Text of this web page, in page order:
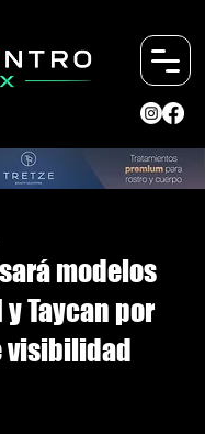
modelos
y Taycan por
visibilidad